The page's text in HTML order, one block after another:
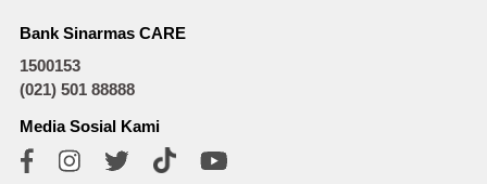
Bank Sinarmas CARE
1500153
(021) 501 88888
Media Sosial Kami